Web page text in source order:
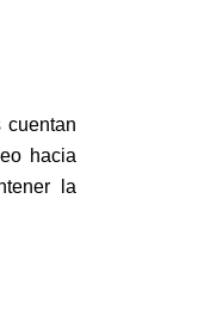
cuentan
hacia
la